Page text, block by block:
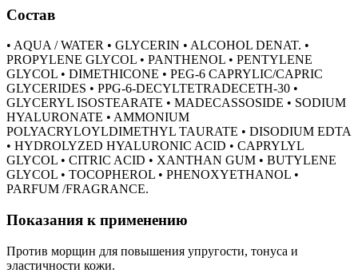
Состав
• AQUA / WATER • GLYCERIN • ALCOHOL DENAT. •
PROPYLENE GLYCOL • PANTHENOL • PENTYLENE
GLYCOL • DIMETHICONE • PEG-6 CAPRYLIC/CAPRIC
GLYCERIDES • PPG-6-DECYLTETRADECETH-30 •
GLYCERYL ISOSTEARATE • MADECASSOSIDE • SODIUM
HYALURONATE • AMMONIUM
POLYACRYLOYLDIMETHYL TAURATE • DISODIUM EDTA
• HYDROLYZED HYALURONIC ACID • CAPRYLYL
GLYCOL • CITRIC ACID • XANTHAN GUM • BUTYLENE
GLYCOL • TOCOPHEROL • PHENOXYETHANOL •
PARFUM /FRAGRANCE.
Показания к применению
Против морщин для повышения упругости, тонуса и
эластичности кожи.